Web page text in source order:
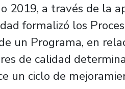
2019, a través de la
formalizó los
un Programa, en
de calidad
un ciclo de